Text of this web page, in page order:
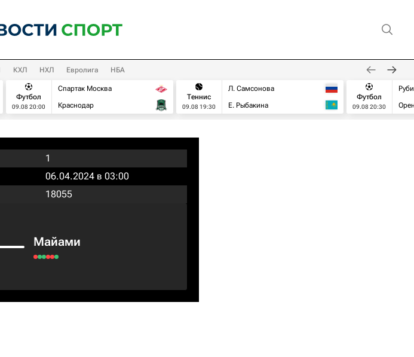
КХЛ НХЛ Евролига НБА
Футбол
09.08 20:00
Спартак Москва
Краснодар
Теннис
09.08 19:30
Л. Самсонова
Е. Рыбакина
Футбол
09.08 20:30
1
06.04.2024 в 03:00
18055
Майами